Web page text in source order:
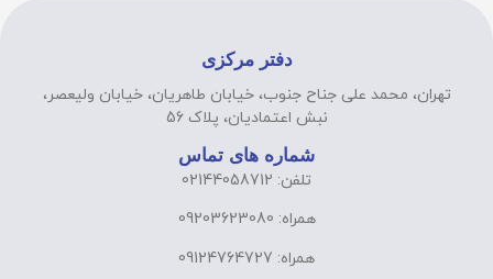
دفتر مرکزی
تهران، محمد علی جناح جنوب، خیابان طاهریان، خیابان ولیعصر،
نبش اعتمادیان، پلاک 56
شماره های تماس
تلفن: 02144058712
همراه: 09203623080
همراه: 09124764727